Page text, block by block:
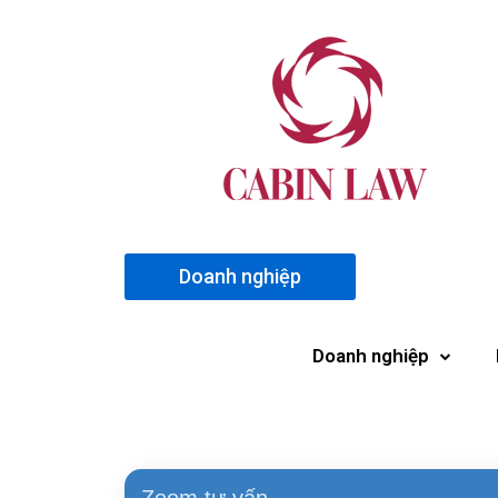
Doanh nghiệp
Doanh nghiệp